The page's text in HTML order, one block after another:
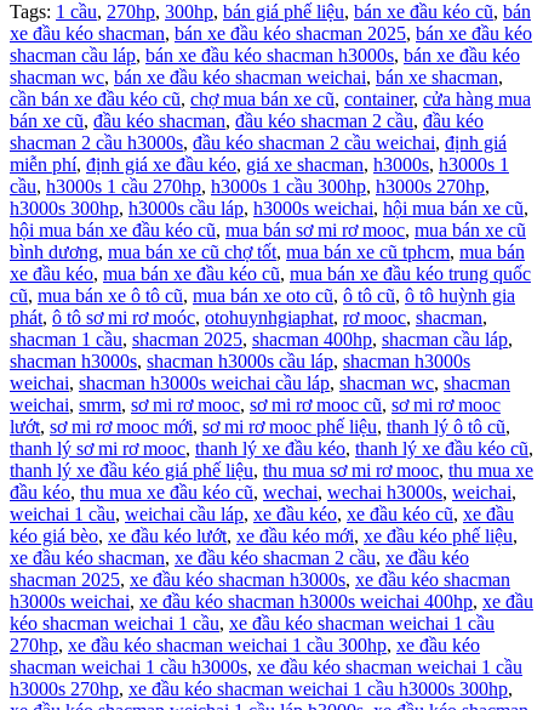
Tags: 1 cầu, 270hp, 300hp, bán giá phế liệu, bán xe đầu kéo cũ, bán
xe đầu kéo shacman, bán xe đầu kéo shacman 2025, bán xe đầu kéo
shacman cầu láp, bán xe đầu kéo shacman h3000s, bán xe đầu kéo
shacman wc, bán xe đầu kéo shacman weichai, bán xe shacman,
cần bán xe đầu kéo cũ, chợ mua bán xe cũ, container, cửa hàng mua
bán xe cũ, đầu kéo shacman, đầu kéo shacman 2 cầu, đầu kéo
shacman 2 cầu h3000s, đầu kéo shacman 2 cầu weichai, định giá
miễn phí, định giá xe đầu kéo, giá xe shacman, h3000s, h3000s 1
cầu, h3000s 1 cầu 270hp, h3000s 1 cầu 300hp, h3000s 270hp,
h3000s 300hp, h3000s cầu láp, h3000s weichai, hội mua bán xe cũ,
hội mua bán xe đầu kéo cũ, mua bán sơ mi rơ mooc, mua bán xe cũ
bình dương, mua bán xe cũ chợ tốt, mua bán xe cũ tphcm, mua bán
xe đầu kéo, mua bán xe đầu kéo cũ, mua bán xe đầu kéo trung quốc
cũ, mua bán xe ô tô cũ, mua bán xe oto cũ, ô tô cũ, ô tô huỳnh gia
phát, ô tô sơ mi rơ moóc, otohuynhgiaphat, rơ mooc, shacman,
shacman 1 cầu, shacman 2025, shacman 400hp, shacman cầu láp,
shacman h3000s, shacman h3000s cầu láp, shacman h3000s
weichai, shacman h3000s weichai cầu láp, shacman wc, shacman
weichai, smrm, sơ mi rơ mooc, sơ mi rơ mooc cũ, sơ mi rơ mooc
lướt, sơ mi rơ mooc mới, sơ mi rơ mooc phế liệu, thanh lý ô tô cũ,
thanh lý sơ mi rơ mooc, thanh lý xe đầu kéo, thanh lý xe đầu kéo cũ,
thanh lý xe đầu kéo giá phế liệu, thu mua sơ mi rơ mooc, thu mua xe
đầu kéo, thu mua xe đầu kéo cũ, wechai, wechai h3000s, weichai,
weichai 1 cầu, weichai cầu láp, xe đầu kéo, xe đầu kéo cũ, xe đầu
kéo giá bèo, xe đầu kéo lướt, xe đầu kéo mới, xe đầu kéo phế liệu,
xe đầu kéo shacman, xe đầu kéo shacman 2 cầu, xe đầu kéo
shacman 2025, xe đầu kéo shacman h3000s, xe đầu kéo shacman
h3000s weichai, xe đầu kéo shacman h3000s weichai 400hp, xe đầu
kéo shacman weichai 1 cầu, xe đầu kéo shacman weichai 1 cầu
270hp, xe đầu kéo shacman weichai 1 cầu 300hp, xe đầu kéo
shacman weichai 1 cầu h3000s, xe đầu kéo shacman weichai 1 cầu
h3000s 270hp, xe đầu kéo shacman weichai 1 cầu h3000s 300hp,